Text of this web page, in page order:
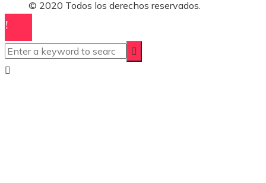
© 2020 Todos los derechos reservados.